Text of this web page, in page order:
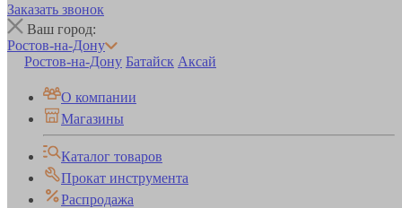
Заказать звонок
Ваш город:
Ростов-на-Дону
Ростов-на-Дону Батайск Аксай
О компании
Магазины
Каталог товаров
Прокат инструмента
Распродажа